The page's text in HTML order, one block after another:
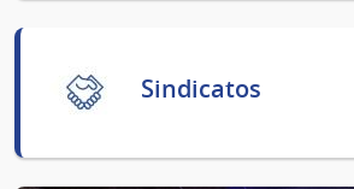
Sindicatos